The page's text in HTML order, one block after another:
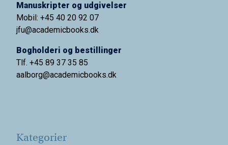
Manuskripter og udgivelser
Mobil: +45 40 20 92 07
jfu@academicbooks.dk
Bogholderi og bestillinger
Tlf. +45 89 37 35 85
aalborg@academicbooks.dk
Kategorier